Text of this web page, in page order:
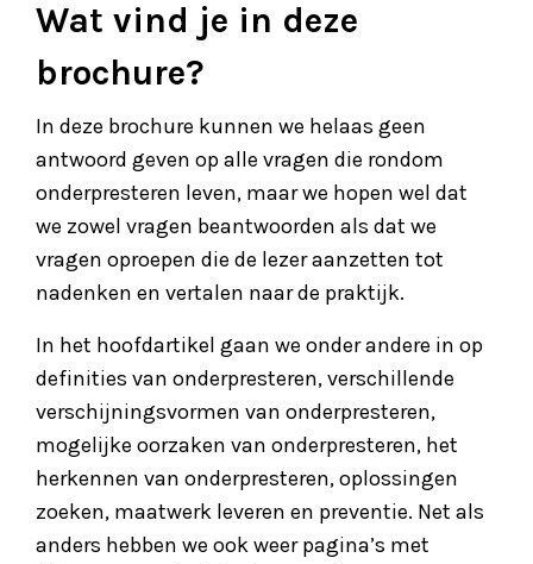
Wat vind je in deze
brochure?
In deze brochure kunnen we helaas geen
antwoord geven op alle vragen die rondom
onderpresteren leven, maar we hopen wel dat
we zowel vragen beantwoorden als dat we
vragen oproepen die de lezer aanzetten tot
nadenken en vertalen naar de praktijk.
In het hoofdartikel gaan we onder andere in op
definities van onderpresteren, verschillende
verschijningsvormen van onderpresteren,
mogelijke oorzaken van onderpresteren, het
herkennen van onderpresteren, oplossingen
zoeken, maatwerk leveren en preventie. Net als
anders hebben we ook weer pagina’s met